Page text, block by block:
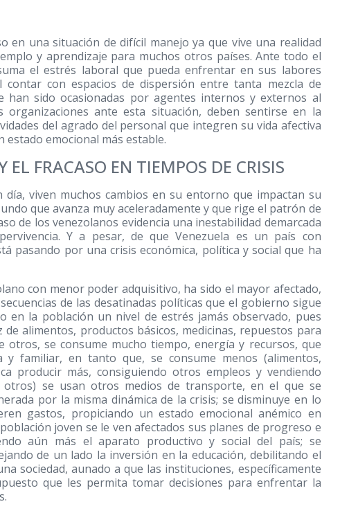
en una situación de difícil manejo ya que vive una realidad
y aprendizaje para muchos otros países. Ante todo el
el estrés laboral que pueda enfrentar en sus labores
con espacios de dispersión entre tanta mezcla de
han sido ocasionadas por agentes internos y externos al
organizaciones ante esta situación, deben sentirse en la
del agrado del personal que integren su vida afectiva
emocional más estable.
FRACASO EN TIEMPOS DE CRISIS
día, viven muchos cambios en su entorno que impactan su
que avanza muy aceleradamente y que rige el patrón de
de los venezolanos evidencia una inestabilidad demarcada
Y a pesar, de que Venezuela es un país con
pasando por una crisis económica, política y social que ha
con menor poder adquisitivo, ha sido el mayor afectado,
de las desatinadas políticas que el gobierno sigue
en la población un nivel de estrés jamás observado, pues
alimentos, productos básicos, medicinas, repuestos para
se consume mucho tiempo, energía y recursos, que
y familiar, en tanto que, se consume menos (alimentos,
producir más, consiguiendo otros empleos y vendiendo
se usan otros medios de transporte, en el que se
por la misma dinámica de la crisis; se disminuye en lo
gastos, propiciando un estado emocional anémico en
joven se le ven afectados sus planes de progreso e
aún más el aparato productivo y social del país; se
de un lado la inversión en la educación, debilitando el
sociedad, aunado a que las instituciones, específicamente
que les permita tomar decisiones para enfrentar la